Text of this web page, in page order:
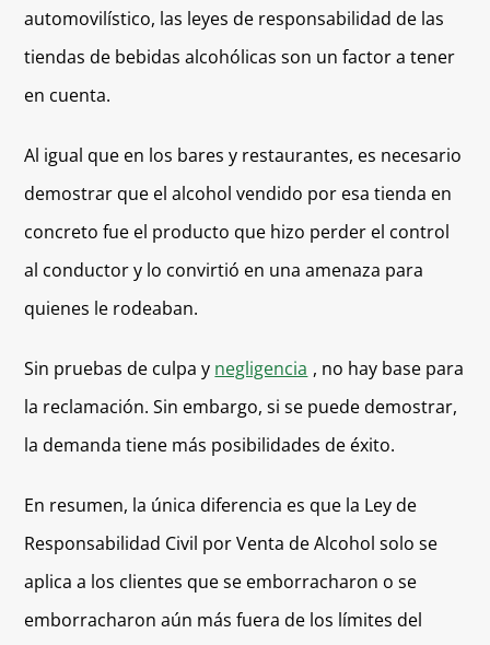
automovilístico, las leyes de responsabilidad de las
tiendas de bebidas alcohólicas son un factor a tener
en cuenta.
Al igual que en los bares y restaurantes, es necesario
demostrar que el alcohol vendido por esa tienda en
concreto fue el producto que hizo perder el control
al conductor y lo convirtió en una amenaza para
quienes le rodeaban.
Sin pruebas de culpa y negligencia , no hay base para
la reclamación. Sin embargo, si se puede demostrar,
la demanda tiene más posibilidades de éxito.
En resumen, la única diferencia es que la Ley de
Responsabilidad Civil por Venta de Alcohol solo se
aplica a los clientes que se emborracharon o se
emborracharon aún más fuera de los límites del